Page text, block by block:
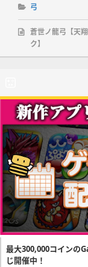
弓
蒼世ノ龍弓【天
ク】
最大300,000コインの
じ開催中！